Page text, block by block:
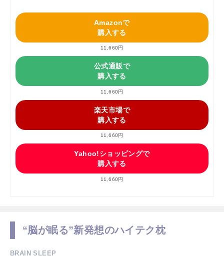
Amazonで
購入する
11,660円
公式通販で
購入する
11,660円
楽天市場で
購入する
11,660円
Yahoo!ショッピングで
購入する
11,660円
“脳が眠る”新発想のハイテク枕
BRAIN SLEEP